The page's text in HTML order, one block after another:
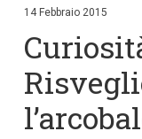
i
c
t
e
n
14 Febbraio 2015